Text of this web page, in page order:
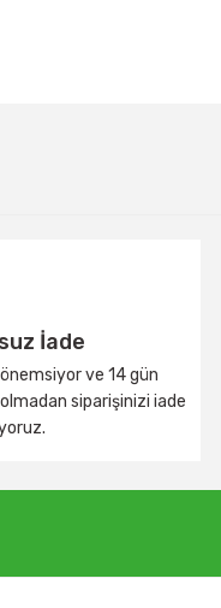
İade
ve 14 gün
siparişinizi iade